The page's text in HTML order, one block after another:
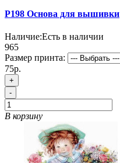
P198 Основа для вышивки
Наличие:Есть в наличии
965
Размер принта:
75р.
+
-
В корзину